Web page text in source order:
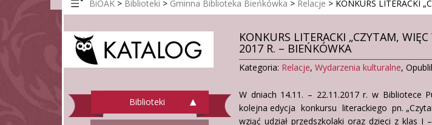
BiOAK > Biblioteki > Gminna Biblioteka Bieńkówka > Relacje > KONKURS LITERACKI
Biblioteki
KONKURS LITERACKI „CZYTAM,
2017 R. – BIEŃKÓWKA
Kategoria: Relacje, Wydarzenia kulturalne,
W dniach 14.11. – 22.11.2017 r. w Bibliotece
kolejna edycja konkursu literackiego pn.
wziąć udział przedszkolaki oraz dzieci z klas I